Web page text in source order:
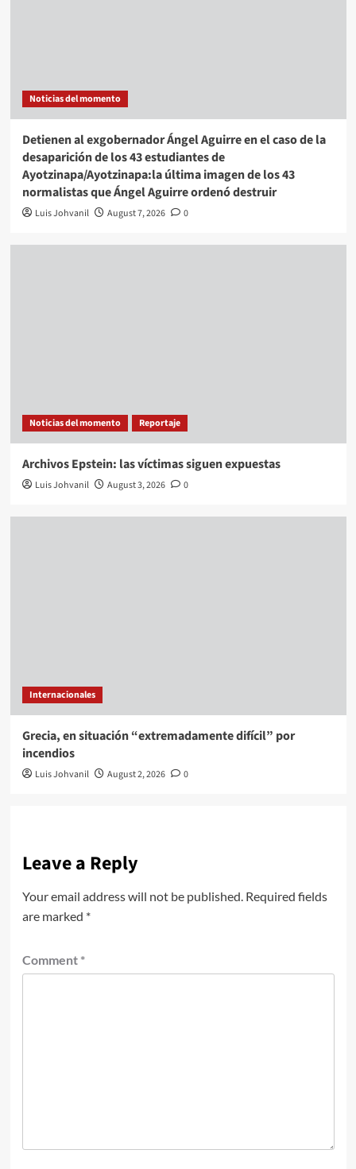
Noticias del momento
Detienen al exgobernador Ángel Aguirre en el caso de la
desaparición de los 43 estudiantes de
Ayotzinapa/Ayotzinapa:la última imagen de los 43
normalistas que Ángel Aguirre ordenó destruir
Luis Johvanil August 7, 2026 0
Noticias del momento Reportaje
Archivos Epstein: las víctimas siguen expuestas
Luis Johvanil August 3, 2026 0
Internacionales
Grecia, en situación “extremadamente difícil” por
incendios
Luis Johvanil August 2, 2026 0
Leave a Reply
Your email address will not be published. Required fields
are marked *
Comment *